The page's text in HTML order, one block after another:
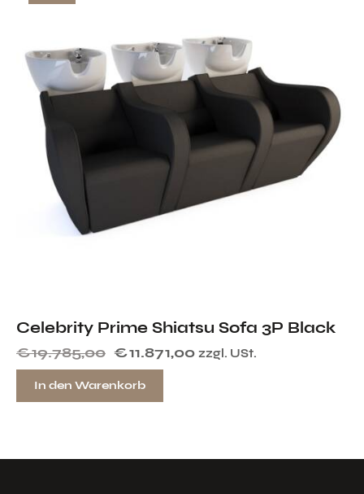
Celebrity Prime Shiatsu Sofa 3P Black
€19.785,00 €11.871,00 zzgl. USt.
In den Warenkorb